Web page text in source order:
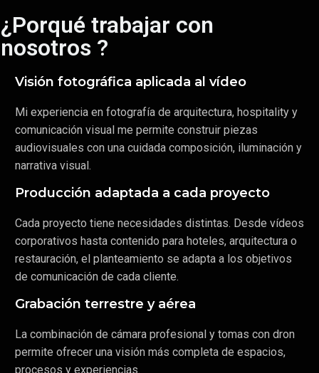
¿Porqué trabajar con
nosotros ?
Visión fotográfica aplicada al vídeo
Mi experiencia en fotografía de arquitectura, hospitality y
comunicación visual me permite construir piezas
audiovisuales con una cuidada composición, iluminación y
narrativa visual.
Producción adaptada a cada proyecto
Cada proyecto tiene necesidades distintas. Desde vídeos
corporativos hasta contenido para hoteles, arquitectura o
restauración, el planteamiento se adapta a los objetivos
de comunicación de cada cliente.
Grabación terrestre y aérea
La combinación de cámara profesional y tomas con dron
permite ofrecer una visión más completa de espacios,
procesos y experiencias.